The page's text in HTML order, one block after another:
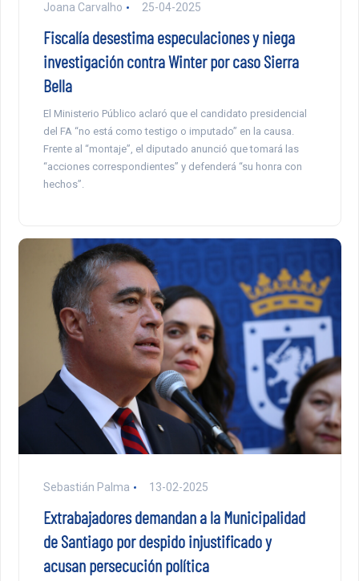
Joana Carvalho 25-04-2025
Fiscalía desestima especulaciones y niega
investigación contra Winter por caso Sierra
Bella
El Ministerio Público aclaró que el candidato presidencial
del FA “no está como testigo o imputado” en la causa.
Frente al “montaje”, el diputado anunció que tomará las
“acciones correspondientes” y defenderá “su honra con
hechos”.
Sebastián Palma 13-02-2025
Extrabajadores demandan a la Municipalidad
de Santiago por despido injustificado y
acusan persecución política